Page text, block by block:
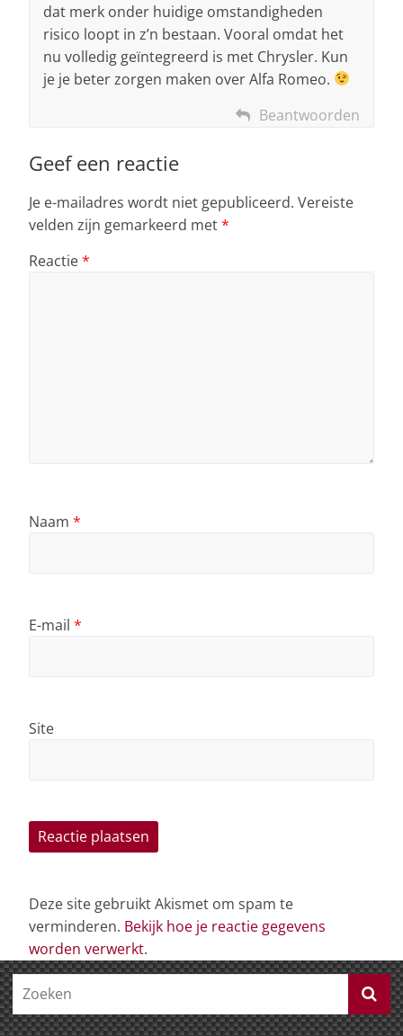
dat merk onder huidige omstandigheden
risico loopt in z’n bestaan. Vooral omdat het
nu volledig geïntegreerd is met Chrysler. Kun
je je beter zorgen maken over Alfa Romeo.
Beantwoorden
Geef een reactie
Je e-mailadres wordt niet gepubliceerd. Vereiste
velden zijn gemarkeerd met*
Reactie*
Naam *
E-mail *
Site
Deze site gebruikt Akismet om spam te
verminderen. Bekijk hoe je reactie gegevens
worden verwerkt.